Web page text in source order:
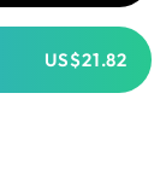
US$21.82